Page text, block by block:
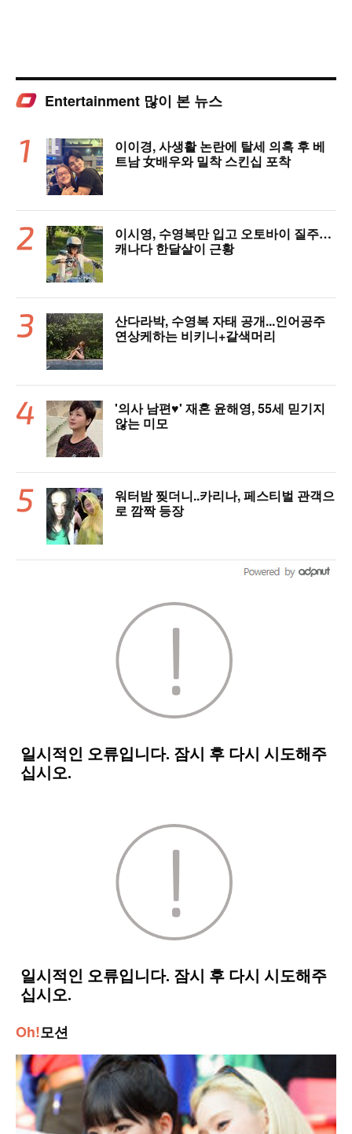
Entertainment 많이 본 뉴스
이이경, 사생활 논란에 탈세 의혹 후 베
트남 女배우와 밀착 스킨십 포착
이시영, 수영복만 입고 오토바이 질주…
캐나다 한달살이 근황
산다라박, 수영복 자태 공개...인어공주
연상케하는 비키니+갈색머리
'의사 남편♥' 재혼 윤해영, 55세 믿기지
않는 미모
워터밤 찢더니..카리나, 페스티벌 관객으
로 깜짝 등장
Oh!모션